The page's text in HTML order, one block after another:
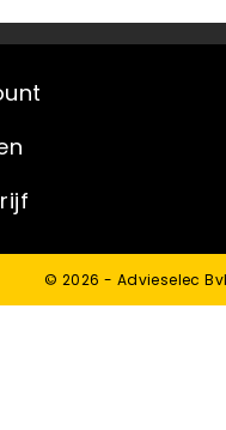
© 2026 - Advieselec